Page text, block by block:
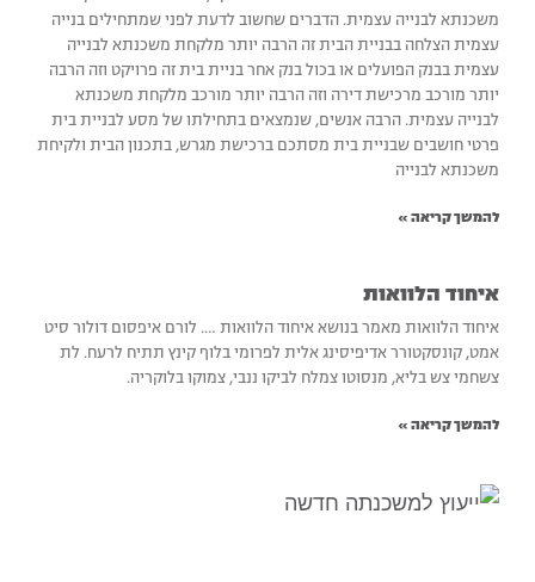
משכנתא לבנייה עצמית. הדברים שחשוב לדעת לפני שמתחילים בנייה
עצמית הצלחה בבניית הבית זה הרבה יותר מלקחת משכנתא לבנייה
עצמית בבנק הפועלים או בכול בנק אחר בניית בית זה פרויקט וזה הרבה
יותר מורכב מרכישת דירה וזה הרבה יותר מורכב מלקחת משכנתא
לבנייה עצמית. הרבה אנשים, שנמצאים בתחילתו של מסע לבניית בית
פרטי חושבים שבניית בית מסתכם ברכישת מגרש, בתכנון הבית ולקיחת
משכנתא לבנייה
להמשך קריאה »
איחוד הלוואות
איחוד הלוואות מאמר בנושא איחוד הלוואות …. לורם איפסום דולור סיט
אמט, קונסקטורר אדיפיסינג אלית לפרומי בלוף קינץ תתיח לרעח. לת
צשחמי צש בליא, מנסוטו צמלח לביקו ננבי, צמוקו בלוקריה.
להמשך קריאה »